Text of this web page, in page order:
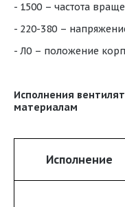
- 1500 – частота
- 220-380 –
- Л0 – положение
Исполнения
материалам
Исполнение